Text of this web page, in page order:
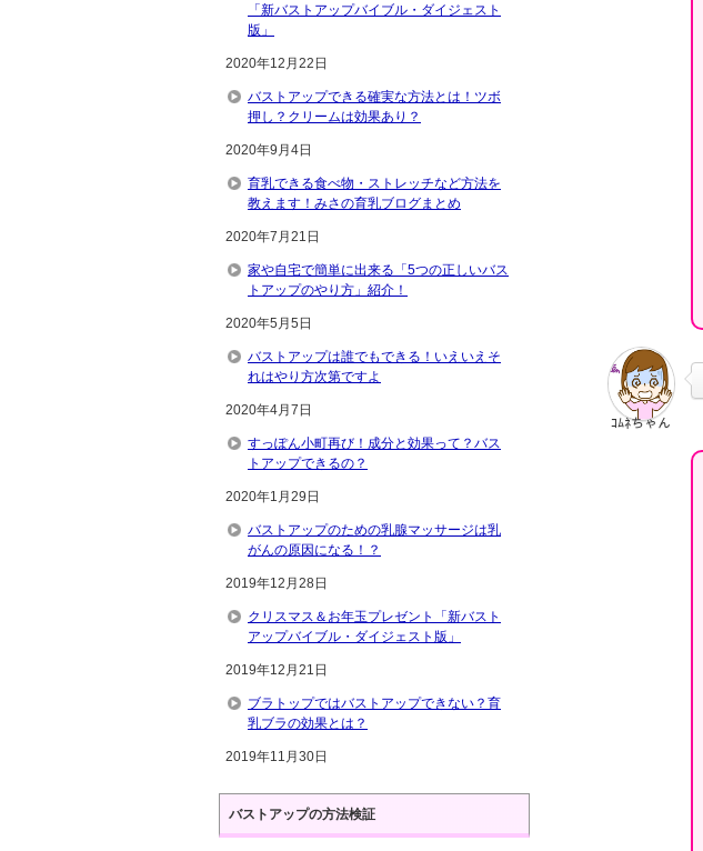
ｺﾑﾈちゃん
「新バストアップバイブル・ダイジェスト
版」
2020年12月22日
バストアップできる確実な方法とは！ツボ
押し？クリームは効果あり？
2020年9月4日
育乳できる食べ物・ストレッチなど方法を
教えます！みさの育乳ブログまとめ
2020年7月21日
家や自宅で簡単に出来る「5つの正しいバス
トアップのやり方」紹介！
2020年5月5日
バストアップは誰でもできる！いえいえそ
れはやり方次第ですよ
2020年4月7日
すっぽん小町再び！成分と効果って？バス
トアップできるの？
2020年1月29日
バストアップのための乳腺マッサージは乳
がんの原因になる！？
2019年12月28日
クリスマス＆お年玉プレゼント「新バスト
アップバイブル・ダイジェスト版」
2019年12月21日
ブラトップではバストアップできない？育
乳ブラの効果とは？
2019年11月30日
バストアップの方法検証